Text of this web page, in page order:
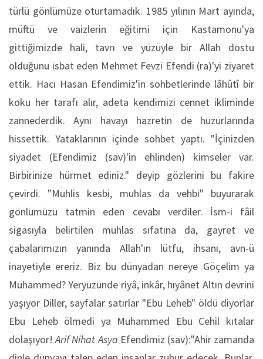
türlü gönlümüze oturtamadık. 1985 yılının Mart ayında,
müftü ve vaizlerin eğitimi için Kastamonu'ya
gittiğimizde hali, tavrı ve yüzüyle bir Allah dostu
olduğunu isbat eden Mehmet Fevzi Efendi (ra)'yi ziyaret
ettik. Hacı Hasan Efendimiz'in sohbetlerinde lâhûtî bir
koku her tarafı alır, adeta kendimizi cennet ikliminde
zannederdik. Aynı havayı hazretin de huzurlarında
hissettik. Yataklarının içinde sohbet yaptı. "İçinizden
siyadet (Efendimiz (sav)'in ehlinden) kimseler var.
Birbirinize hürmet ediniz." deyip gözlerini bu fakire
çevirdi. "Muhlis kesbi, muhlas da vehbi" buyurarak
gönlümüzü tatmin eden cevabı verdiler. İsm-i fâil
sigasıyla belirtilen muhlas sıfatına da, gayret ve
çabalarımızın yanında Allah'ın lütfu, ihsanı, avn-ü
inayetiyle ereriz. Biz bu dünyadan nereye Göçelim ya
Muhammed? Yeryüzünde riyâ, inkâr, hıyânet Altın devrini
yaşıyor Diller, sayfalar satırlar "Ebu Leheb" öldü diyorlar
Ebu Leheb ölmedi ya Muhammed Ebu Cehil kıtalar
dolaşıyor!Arif Nihat Asya Efendimiz (sav):"Ahir zamanda